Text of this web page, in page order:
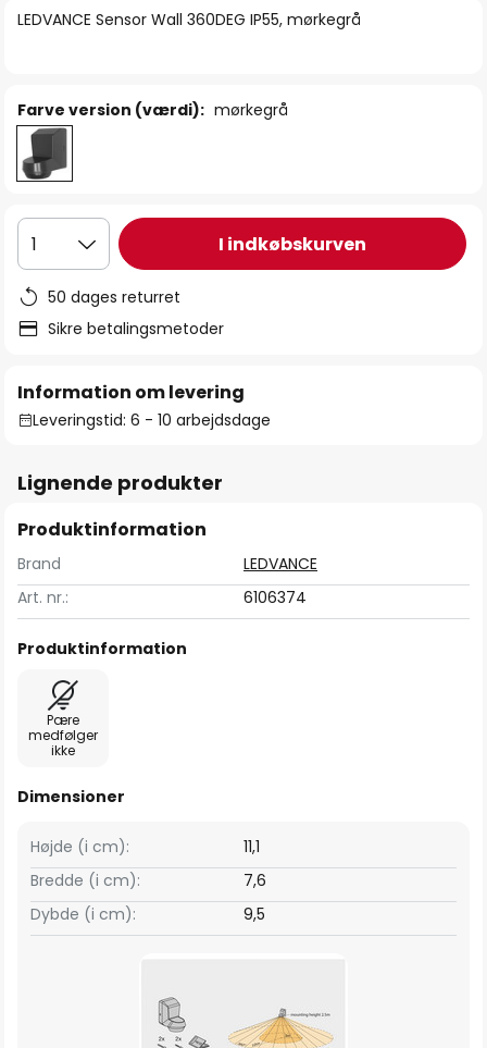
billedgalleriet
LEDVANCE Sensor Wall 360DEG IP55, mørkegrå
Farve version (værdi): mørkegrå
1 I indkøbskurven
50 dages returret
Sikre betalingsmetoder
Information om levering
Leveringstid: 6 - 10 arbejdsdage
Lignende produkter
Produktinformation
Brand
LEDVANCE
Art. nr.:
6106374
Produktinformation
Pære
medfølger
ikke
Dimensioner
Bredde (i cm): 7,6
Højde (i cm): 11,1
Dybde (i cm): 9,5